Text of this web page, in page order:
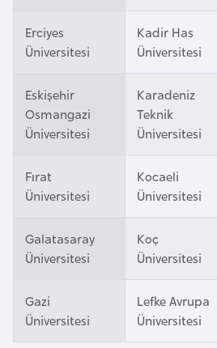
Erciyes
Üniversitesi
Kadir Has
Üniversitesi
Eskişehir
Osmangazi
Üniversitesi
Karadeniz
Teknik
Üniversitesi
Fırat
Üniversitesi
Kocaeli
Üniversitesi
Galatasaray
Üniversitesi
Koç
Üniversitesi
Gazi
Üniversitesi
Lefke Avrupa
Üniversitesi
r
k
n
a
F
s
o
Ç
a
Ç